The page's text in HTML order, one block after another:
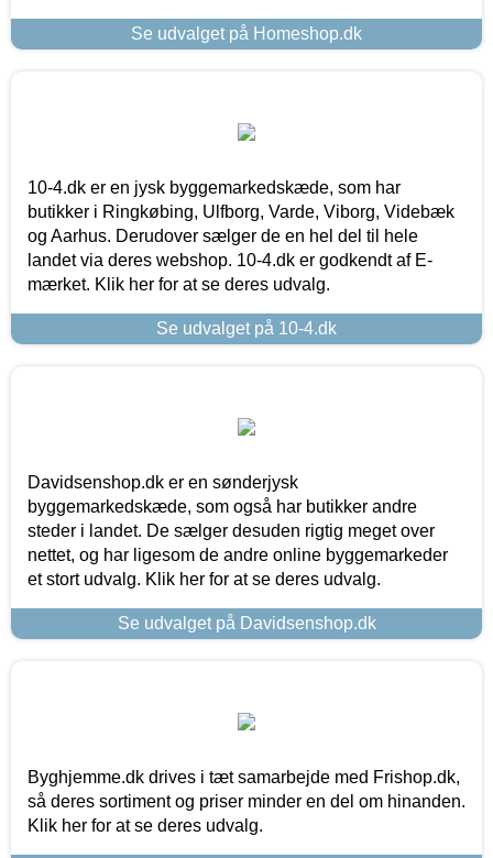
Se udvalget på Homeshop.dk
10-4.dk er en jysk byggemarkedskæde, som har
butikker i Ringkøbing, Ulfborg, Varde, Viborg, Videbæk
og Aarhus. Derudover sælger de en hel del til hele
landet via deres webshop. 10-4.dk er godkendt af E-
mærket. Klik her for at se deres udvalg.
Se udvalget på 10-4.dk
Davidsenshop.dk er en sønderjysk
byggemarkedskæde, som også har butikker andre
steder i landet. De sælger desuden rigtig meget over
nettet, og har ligesom de andre online byggemarkeder
et stort udvalg. Klik her for at se deres udvalg.
Se udvalget på Davidsenshop.dk
Byghjemme.dk drives i tæt samarbejde med Frishop.dk,
så deres sortiment og priser minder en del om hinanden.
Klik her for at se deres udvalg.